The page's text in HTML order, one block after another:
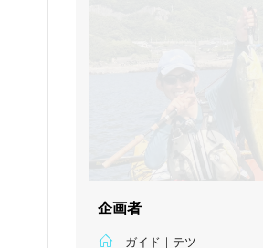
企画者
ガイド｜テツ